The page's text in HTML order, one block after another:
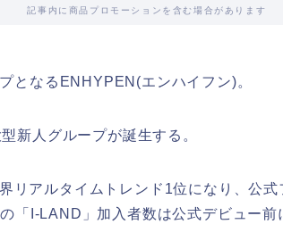
記事内に商品プロモーションを含む場合があります
となるENHYPEN(エンハイフン)。
新人グループが誕生する。
リアルタイムトレンド1位になり、公
「I-LAND」加入者数は公式デビュー前